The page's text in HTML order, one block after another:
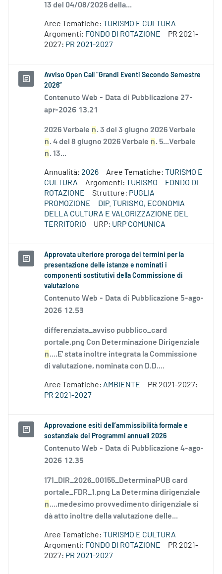
13 del 04/08/2026 della...
Aree Tematiche: TURISMO E CULTURA
Argomenti: FONDO DI ROTAZIONE
PR 2021-
2027: PR 2021-2027
Avviso Open Call “Grandi Eventi Secondo Semestre
2026”
Contenuto Web - Data di Pubblicazione 27-
apr-2026 13.21
2026 Verbale n. 3 del 3 giugno 2026 Verbale
n. 4 del 8 giugno 2026 Verbale n. 5...Verbale
n. 13...
Annualità: 2026 Aree Tematiche: TURISMO E
CULTURA
Argomenti: TURISMO
FONDO DI
ROTAZIONE
Strutture: PUGLIA
PROMOZIONE
DIP. TURISMO, ECONOMIA
DELLA CULTURA E VALORIZZAZIONE DEL
TERRITORIO
URP: URP COMUNICA
Approvata ulteriore proroga dei termini per la
presentazione delle istanze e nominati i
componenti sostitutivi della Commissione di
valutazione
Contenuto Web - Data di Pubblicazione 5-ago-
2026 12.53
differenziata_avviso pubblico_card
portale.png Con Determinazione Dirigenziale
n....E' stata inoltre integrata la Commissione
di valutazione, nominata con D.D....
Aree Tematiche: AMBIENTE
PR 2021-2027:
PR 2021-2027
Approvazione esiti dell’ammissibilità formale e
sostanziale dei Programmi annuali 2026
Contenuto Web - Data di Pubblicazione 4-ago-
2026 12.35
171_DIR_2026_00155_DeterminaPUB card
portale_FDR_1.png La Determina dirigenziale
n....medesimo provvedimento dirigenziale si
dà atto inoltre della valutazione delle...
Aree Tematiche: TURISMO E CULTURA
Argomenti: FONDO DI ROTAZIONE
PR 2021-
2027: PR 2021-2027